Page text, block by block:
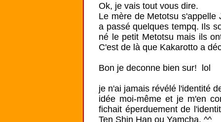
Ok, je vais tout vous dire.
Le mère de Metotsu
a passé quelques tempq. Ils
né le petit Metotsu mais ils
C'est de là que Kakarotto a
Bon je deconne bien sur!  lol
je n'ai jamais révélé l'identité
idée moi-même et je m'en
fichait éperduement de
Ten Shin Han ou Yamcha. ^^